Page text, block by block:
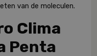
van de moleculen.
Clima
Penta